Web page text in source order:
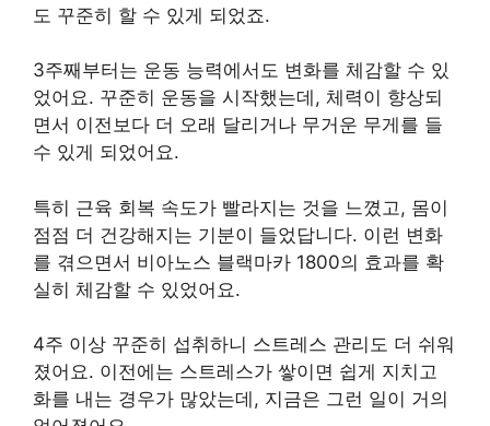
도 꾸준히 할 수 있게 되었죠.
3주째부터는 운동 능력에서도 변화를 체감할 수 있
었어요. 꾸준히 운동을 시작했는데, 체력이 향상되
면서 이전보다 더 오래 달리거나 무거운 무게를 들
수 있게 되었어요.
특히 근육 회복 속도가 빨라지는 것을 느꼈고, 몸이
점점 더 건강해지는 기분이 들었답니다. 이런 변화
를 겪으면서 비아노스 블랙마카 1800의 효과를 확
실히 체감할 수 있었어요.
4주 이상 꾸준히 섭취하니 스트레스 관리도 더 쉬워
졌어요. 이전에는 스트레스가 쌓이면 쉽게 지치고
화를 내는 경우가 많았는데, 지금은 그런 일이 거의